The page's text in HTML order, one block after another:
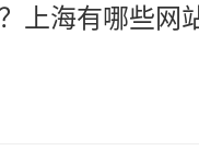
上海有哪些网